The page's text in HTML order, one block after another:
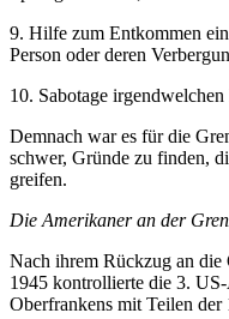
9. Hilfe zum Entkommen
Person oder deren
10. Sabotage
Demnach war es für die
schwer, Gründe zu finden,
greifen.
Die Amerikaner an der
Nach ihrem Rückzug an
1945 kontrollierte die 3.
Oberfrankens mit Teilen